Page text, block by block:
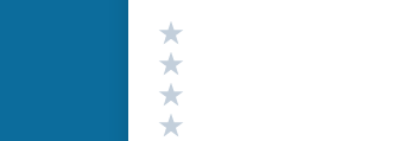
Valutazione